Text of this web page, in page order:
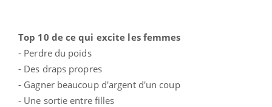
Top 10 de ce qui excite les femmes
- Perdre du poids
- Des draps propres
- Gagner beaucoup d'argent d'un coup
- Une sortie entre filles